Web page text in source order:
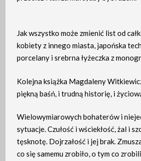
Jak wszystko może zmienić list od
kobiety z innego miasta, japońska
porcelany i srebrna łyżeczka z
Kolejna książka Magdaleny
piękną baśń, i trudną historię, i
Wielowymiarowych bohaterów i
sytuacje. Czułość i wściekłość, żal i
tęsknotę. Dojrzałość i jej brak.
co się samemu zrobiło, o tym co